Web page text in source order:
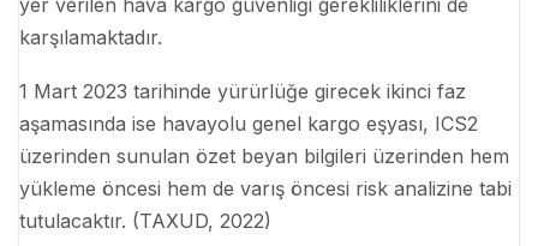
yer verilen hava kargo güvenliği gerekliliklerini de
karşılamaktadır.
1 Mart 2023 tarihinde yürürlüğe girecek ikinci faz
aşamasında ise havayolu genel kargo eşyası, ICS2
üzerinden sunulan özet beyan bilgileri üzerinden hem
yükleme öncesi hem de varış öncesi risk analizine tabi
tutulacaktır. (TAXUD, 2022)